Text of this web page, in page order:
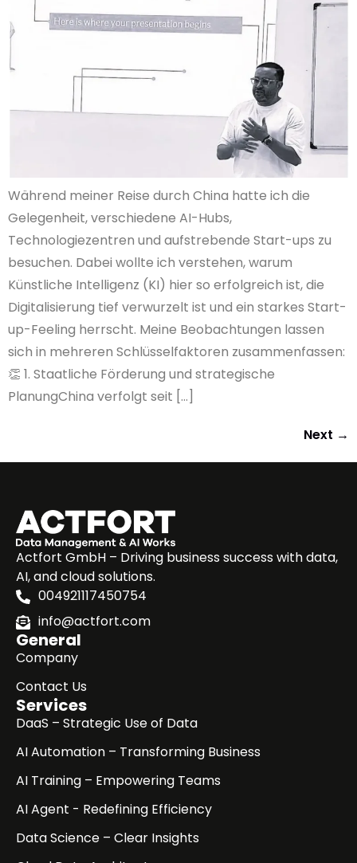
Während meiner Reise durch China hatte ich die
Gelegenheit, verschiedene AI-Hubs,
Technologiezentren und aufstrebende Start-ups zu
besuchen. Dabei wollte ich verstehen, warum
Künstliche Intelligenz (KI) hier so erfolgreich ist, die
Digitalisierung tief verwurzelt ist und ein starkes Start-
up-Feeling herrscht. Meine Beobachtungen lassen
sich in mehreren Schlüsselfaktoren zusammenfassen:​
👏 1. Staatliche Förderung und strategische
PlanungChina verfolgt seit […]
Next →
Actfort GmbH – Driving business success with data,
AI, and cloud solutions.
004921117450754
info@actfort.com
General
Company
Contact Us
Services
DaaS – Strategic Use of Data
AI Automation – Transforming Business
AI Training – Empowering Teams
AI Agent - Redefining Efficiency
Data Science – Clear Insights